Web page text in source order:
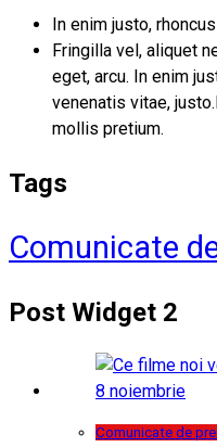
In enim justo,
Fringilla vel, aliquet
eget, arcu. In enim
venenatis vitae,
mollis pretium.
Tags
Comunicate
Post Widget 2
Comunicate de